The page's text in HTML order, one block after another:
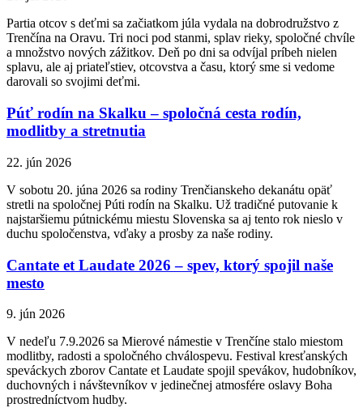
Partia otcov s deťmi sa začiatkom júla vydala na dobrodružstvo z
Trenčína na Oravu. Tri noci pod stanmi, splav rieky, spoločné chvíle
a množstvo nových zážitkov. Deň po dni sa odvíjal príbeh nielen
splavu, ale aj priateľstiev, otcovstva a času, ktorý sme si vedome
darovali so svojimi deťmi.
Púť rodín na Skalku – spoločná cesta rodín,
modlitby a stretnutia
22. jún 2026
V sobotu 20. júna 2026 sa rodiny Trenčianskeho dekanátu opäť
stretli na spoločnej Púti rodín na Skalku. Už tradičné putovanie k
najstaršiemu pútnickému miestu Slovenska sa aj tento rok nieslo v
duchu spoločenstva, vďaky a prosby za naše rodiny.
Cantate et Laudate 2026 – spev, ktorý spojil naše
mesto
9. jún 2026
V nedeľu 7.9.2026 sa Mierové námestie v Trenčíne stalo miestom
modlitby, radosti a spoločného chválospevu. Festival kresťanských
speváckych zborov Cantate et Laudate spojil spevákov, hudobníkov,
duchovných i návštevníkov v jedinečnej atmosfére oslavy Boha
prostredníctvom hudby.